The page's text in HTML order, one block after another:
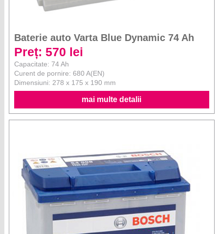
Baterie auto Varta Blue Dynamic 74 Ah
Preț: 570 lei
Capacitate: 74 Ah
Curent de pornire: 680 A(EN)
Dimensiuni: 278 x 175 x 190 mm
mai multe detalii